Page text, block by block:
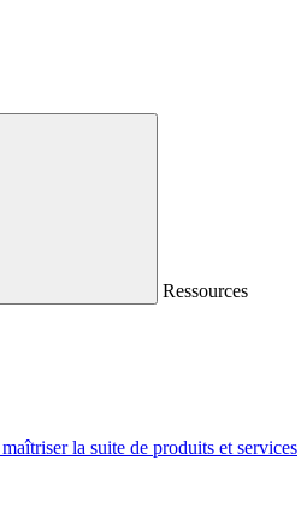
Ressources
la suite de produits et services